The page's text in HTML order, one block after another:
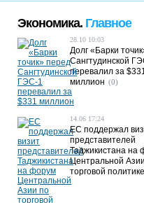
Экономика. Главное
28.10 10:03
Долг «Барки
Сангтудинской
перевалил за
миллион (0)
14.06 17:24
ЕС поддержал
представителей
Таджикистана на
Центральной
торговой политике